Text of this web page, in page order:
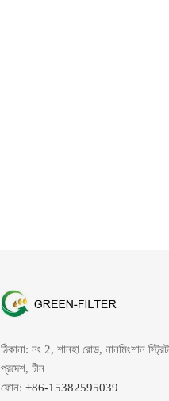
ঠিকানা: নং 2, শানহা রোড, নানমিংশান
প্রদেশ, চীন
ফোন: +86-15382595039